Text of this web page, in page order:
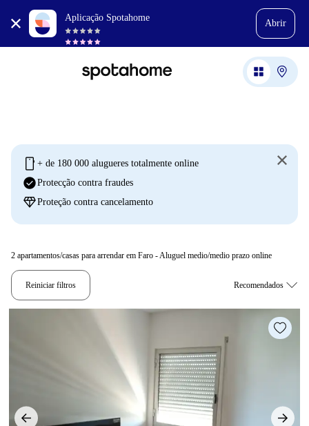
Aplicação Spotahome
Abrir
mobile + de 180 000 alugueres totalmente online
check_circleProtecção contra fraudes
diamondProteção contra cancelamento
2 apartamentos/casas para arrendar em Faro - Aluguel medio/medio prazo online
Reiniciar filtros